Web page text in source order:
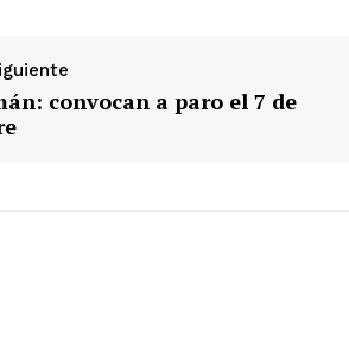
convocan a paro el 7 de